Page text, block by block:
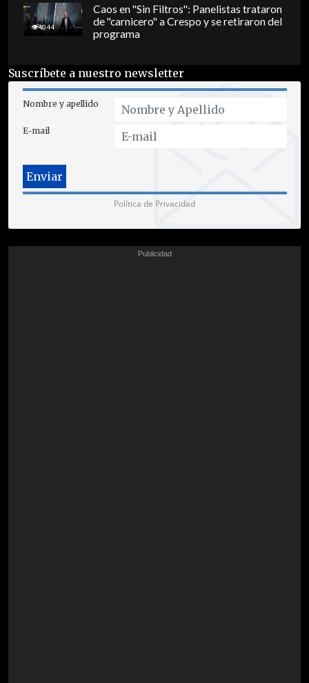
4044
Caos en "Sin Filtros": Panelistas trataron
de "carnicero" a Crespo y se retiraron del
programa
Suscríbete a nuestro newsletter
Nombre y apellido
E-mail
Política de Privacidad